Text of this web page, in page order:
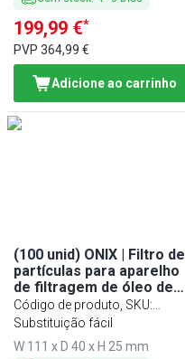
199,99 €*
PVP 364,99 €
Adicione ao carrinho
(100 unid) ONIX | Filtro de
partículas para aparelho
de filtragem de óleo de
fritura FOFTO60 &
FOFTO100
Código de produto, SKU:
PFFOFTO30
Substituição fácil
W 111 x D 40 x H 25 mm